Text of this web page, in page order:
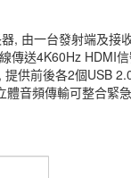
, 由一台發射端及接
傳送4K60Hz HDMI
提供前後各2個USB
體音頻傳輸可整合緊